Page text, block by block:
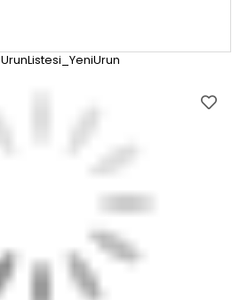
UrunListesi_YeniUrun